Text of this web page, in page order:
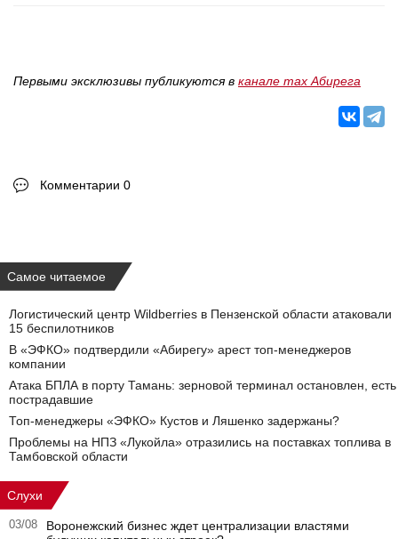
Первыми эксклюзивы публикуются в канале max Абирега
Комментарии 0
Самое читаемое
Логистический центр Wildberries в Пензенской области атаковали
15 беспилотников
В «ЭФКО» подтвердили «Абирегу» арест топ-менеджеров
компании
Атака БПЛА в порту Тамань: зерновой терминал остановлен, есть
пострадавшие
Топ-менеджеры «ЭФКО» Кустов и Ляшенко задержаны?
Проблемы на НПЗ «Лукойла» отразились на поставках топлива в
Тамбовской области
Слухи
03/08
Воронежский бизнес ждет централизации властями